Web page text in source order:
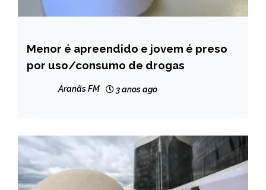
CAPELINHA
MINAS
Menor é apreendido e jovem é preso
por uso/consumo de drogas
Aranãs FM 3 anos ago